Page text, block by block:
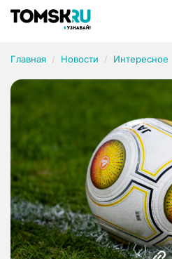
Главная Новости Интересное